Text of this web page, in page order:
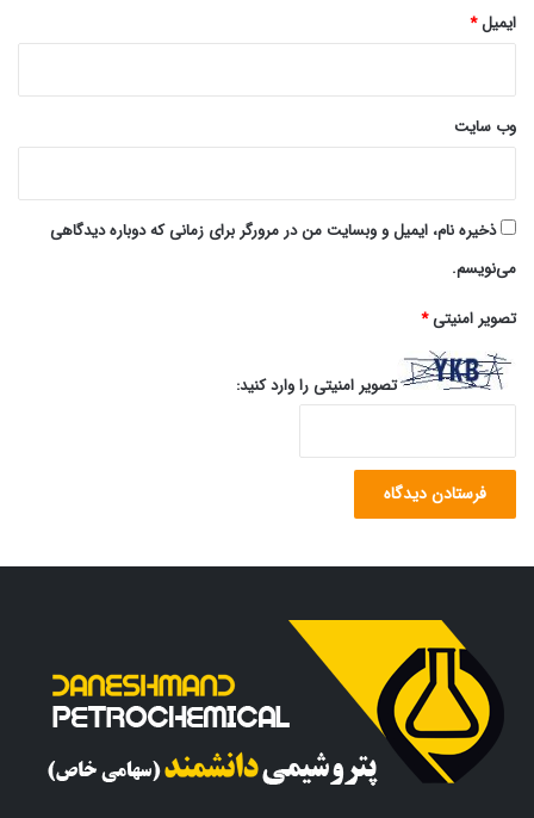
ایمیل*
وب‌ سایت
ذخیره نام، ایمیل و وبسایت من در مرورگر برای زمانی که دوباره دیدگاهی
می‌نویسم.
تصویر امنیتی*
تصویر امنیتی را وارد کنید: